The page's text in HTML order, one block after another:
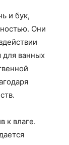
и бук,
Они
для ванных
к влаге.